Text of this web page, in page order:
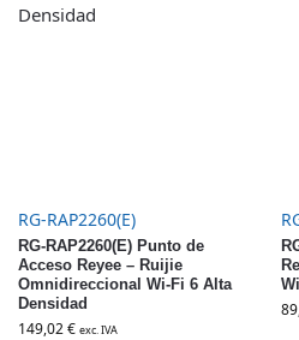
RG-RAP2260(E)
RG-RAP2260(E) Punto de
Acceso Reyee – Ruijie
Omnidireccional Wi-Fi 6 Alta
Densidad
149,02€ exc. IVA